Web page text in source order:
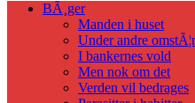
BÃ¸ger
Manden i huset
Under andre
I bankernes vold
Men nok om det
Verden vil bedrages